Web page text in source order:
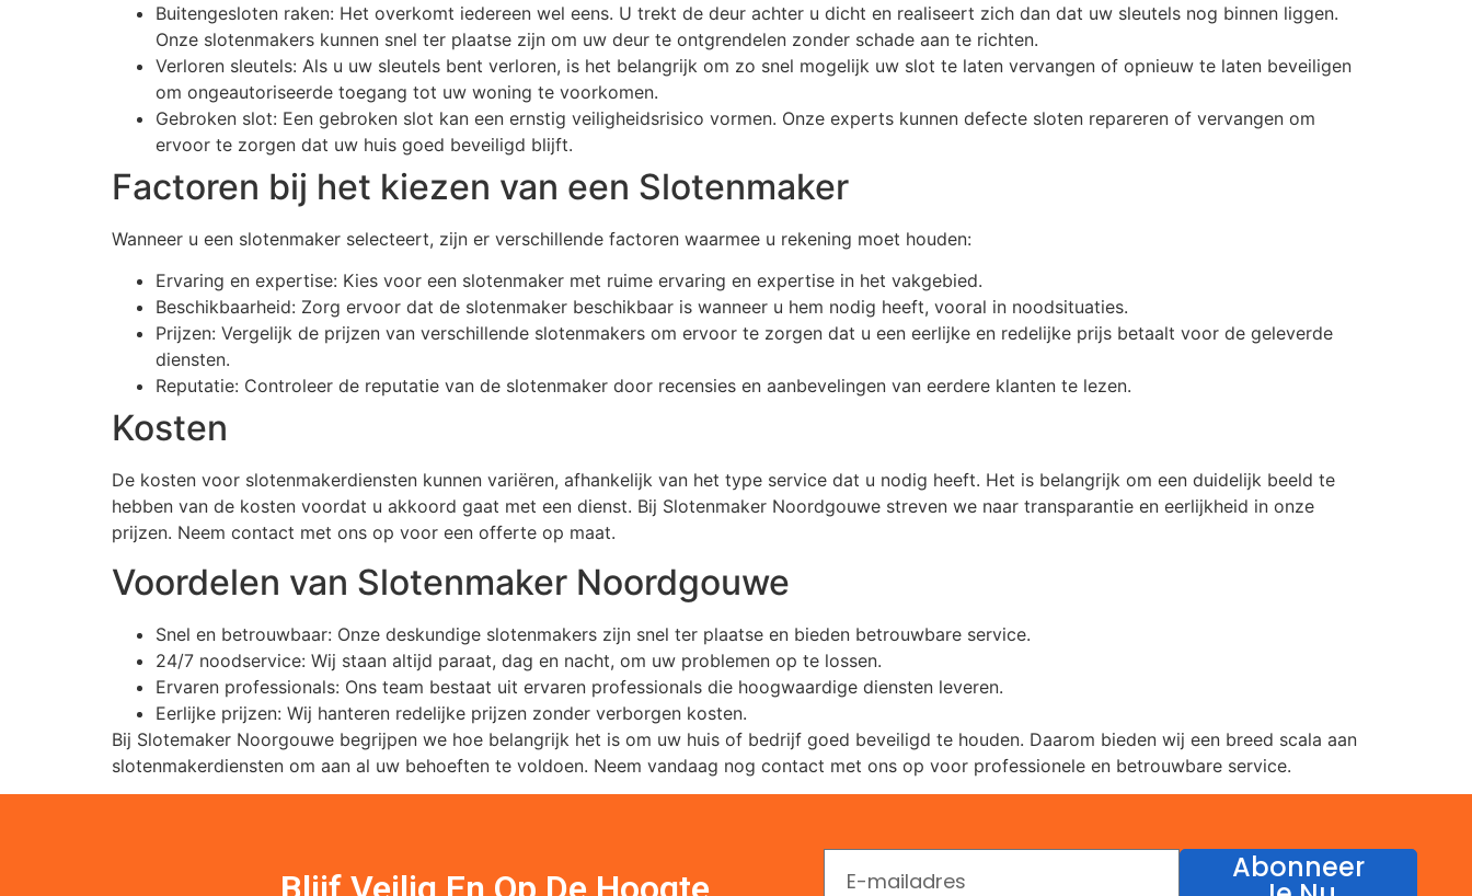
Buitengesloten raken: Het overkomt iedereen wel eens. U trekt de deur achter u dicht en realiseert zich dan dat uw sleutels nog binnen liggen.
Onze slotenmakers kunnen snel ter plaatse zijn om uw deur te ontgrendelen zonder schade aan te richten.
Verloren sleutels: Als u uw sleutels bent verloren, is het belangrijk om zo snel mogelijk uw slot te laten vervangen of opnieuw te laten beveiligen
om ongeautoriseerde toegang tot uw woning te voorkomen.
Gebroken slot: Een gebroken slot kan een ernstig veiligheidsrisico vormen. Onze experts kunnen defecte sloten repareren of vervangen om
ervoor te zorgen dat uw huis goed beveiligd blijft.
Factoren bij het kiezen van een Slotenmaker
Wanneer u een slotenmaker selecteert, zijn er verschillende factoren waarmee u rekening moet houden:
Ervaring en expertise: Kies voor een slotenmaker met ruime ervaring en expertise in het vakgebied.
Beschikbaarheid: Zorg ervoor dat de slotenmaker beschikbaar is wanneer u hem nodig heeft, vooral in noodsituaties.
Prijzen: Vergelijk de prijzen van verschillende slotenmakers om ervoor te zorgen dat u een eerlijke en redelijke prijs betaalt voor de geleverde
diensten.
Reputatie: Controleer de reputatie van de slotenmaker door recensies en aanbevelingen van eerdere klanten te lezen.
Kosten
De kosten voor slotenmakerdiensten kunnen variëren, afhankelijk van het type service dat u nodig heeft. Het is belangrijk om een duidelijk beeld te
hebben van de kosten voordat u akkoord gaat met een dienst. Bij Slotenmaker Noordgouwe streven we naar transparantie en eerlijkheid in onze
prijzen. Neem contact met ons op voor een offerte op maat.
Voordelen van Slotenmaker Noordgouwe
Snel en betrouwbaar: Onze deskundige slotenmakers zijn snel ter plaatse en bieden betrouwbare service.
24/7 noodservice: Wij staan altijd paraat, dag en nacht, om uw problemen op te lossen.
Ervaren professionals: Ons team bestaat uit ervaren professionals die hoogwaardige diensten leveren.
Eerlijke prijzen: Wij hanteren redelijke prijzen zonder verborgen kosten.
Bij Slotemaker Noorgouwe begrijpen we hoe belangrijk het is om uw huis of bedrijf goed beveiligd te houden. Daarom bieden wij een breed scala aan
slotenmakerdiensten om aan al uw behoeften te voldoen. Neem vandaag nog contact met ons op voor professionele en betrouwbare service.
Abonneer